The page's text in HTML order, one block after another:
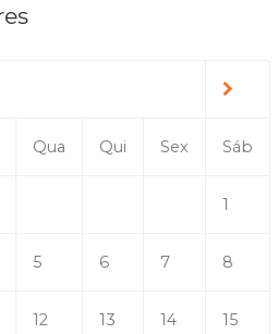
Qua Qui Sex Sáb
1
5 6 7 8
12 13 14 15